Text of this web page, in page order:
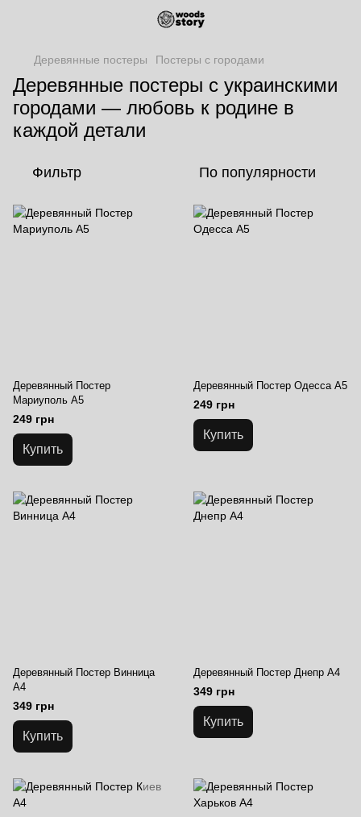
Деревянные постеры Постеры с городами
Деревянные постеры с украинскими
городами — любовь к родине в
каждой детали
Фильтр По популярности
Деревянный Постер
Мариуполь А5
249 грн
Купить
Деревянный Постер Одесса А5
249 грн
Купить
Деревянный Постер Винница
А4
349 грн
Купить
Деревянный Постер Днепр А4
349 грн
Купить